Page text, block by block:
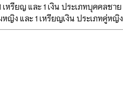
หรียญ และ 1 เงิน ประเภทบุคคลชาย
ง และ 1 เหรียญเงิน ประเภทคู่หญิง